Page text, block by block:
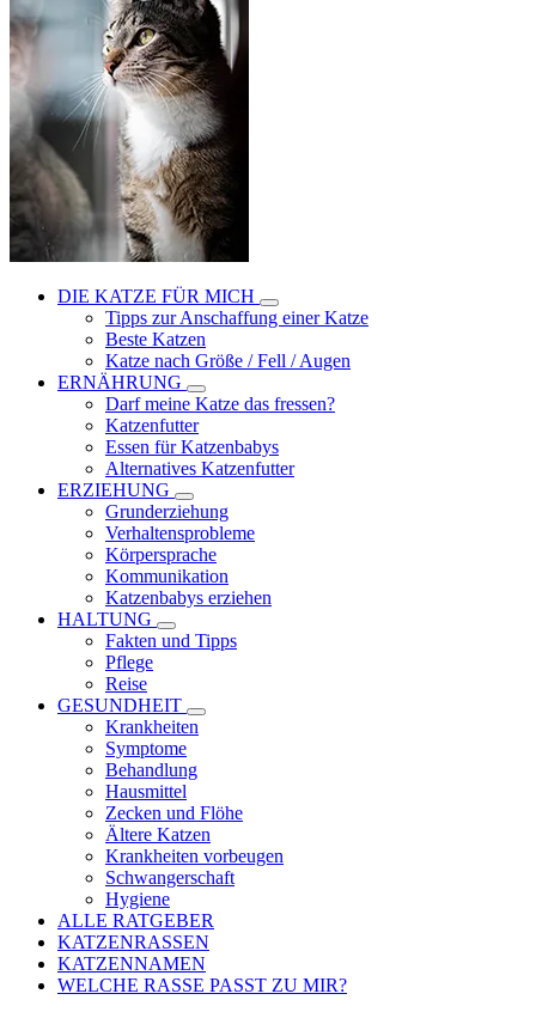
DIE KATZE FÜR MICH
Tipps zur Anschaffung einer Katze
Beste Katzen
Katze nach Größe / Fell / Augen
ERNÄHRUNG
Darf meine Katze das fressen?
Katzenfutter
Essen für Katzenbabys
Alternatives Katzenfutter
ERZIEHUNG
Grunderziehung
Verhaltensprobleme
Körpersprache
Kommunikation
Katzenbabys erziehen
HALTUNG
Fakten und Tipps
Pflege
Reise
GESUNDHEIT
Krankheiten
Symptome
Behandlung
Hausmittel
Zecken und Flöhe
Ältere Katzen
Krankheiten vorbeugen
Schwangerschaft
Hygiene
ALLE RATGEBER
KATZENRASSEN
KATZENNAMEN
WELCHE RASSE PASST ZU MIR?